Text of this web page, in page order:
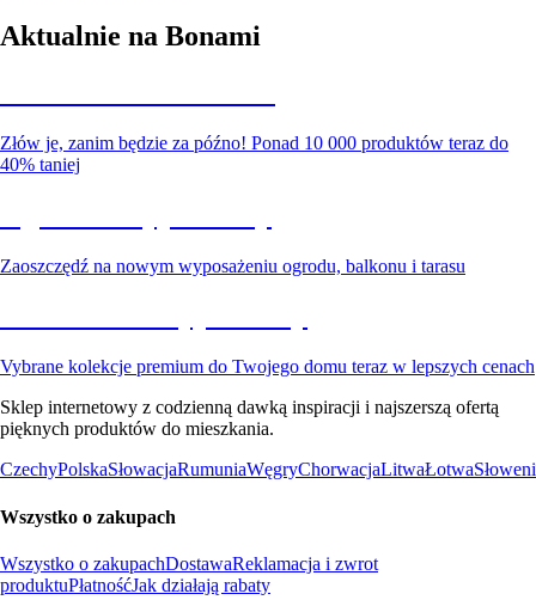
Aktualnie na Bonami
Złów je, zanim będzie za późno! Ponad 10 000 produktów teraz do
40% taniej
Zaoszczędź na nowym wyposażeniu ogrodu, balkonu i tarasu
Vybrane kolekcje premium do Twojego domu teraz w lepszych cenach
Sklep internetowy z codzienną dawką inspiracji i najszerszą ofertą
pięknych produktów do mieszkania.
CzechyPolskaSłowacjaRumuniaWęgryChorwacjaLitwaŁotwa
Wszystko o zakupach
Wszystko o zakupachDostawaReklamacja i zwrot
produktuPłatnośćJak działają rabaty